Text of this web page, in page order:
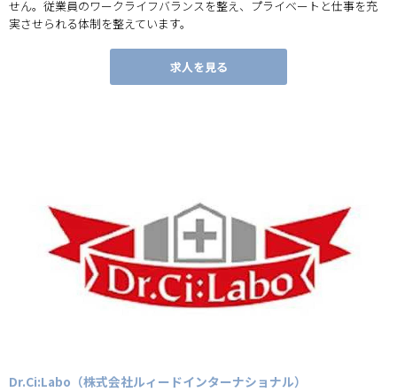
せん。従業員のワークライフバランスを整え、プライベートと仕事を充
実させられる体制を整えています。
求人を見る
Dr.Ci:Labo（株式会社ルィードインターナショナル）